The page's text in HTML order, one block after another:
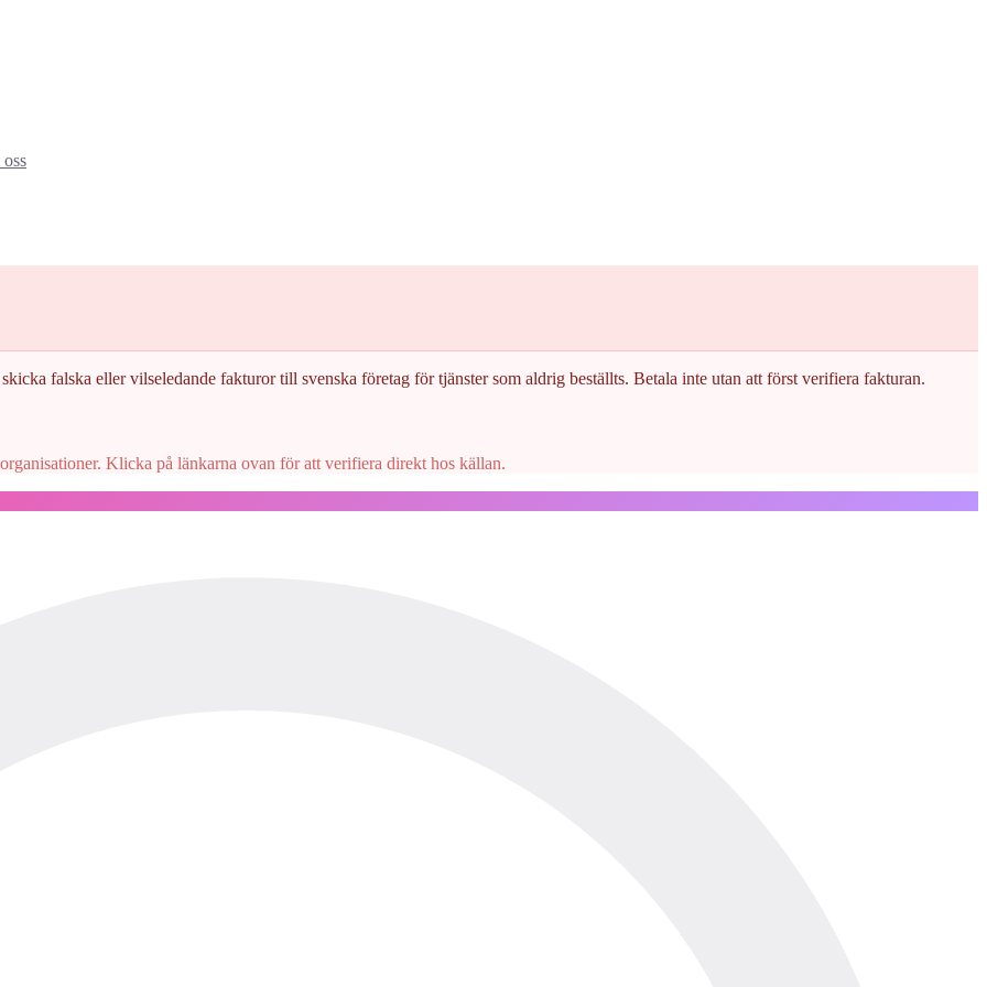
falska eller vilseledande fakturor till svenska företag för tjänster som aldrig beställts. Betala inte utan att först verifiera fakturan.
Klicka på länkarna ovan för att verifiera direkt hos källan.